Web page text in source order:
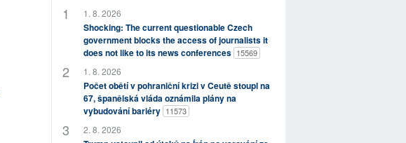
1. 8. 2026
Shocking: The current questionable Czech
government blocks the access of journalists it
does not like to its news conferences 15569
1. 8. 2026
Počet obětí v pohraniční krizi v Ceutě stoupl na
67, španělská vláda oznámila plány na
vybudování bariéry 11573
2. 8. 2026